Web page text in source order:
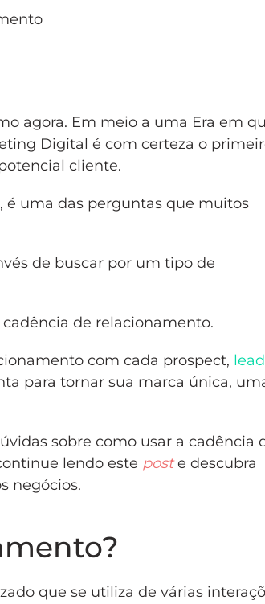
agora. Em meio a uma Era em
Digital é com certeza o
cliente.
é uma das perguntas que muitos
de buscar por um tipo de
de relacionamento.
com cada prospect, lead
para tornar sua marca única,
sobre como usar a cadência
lendo este poste descubra
negócios.
que se utiliza de várias